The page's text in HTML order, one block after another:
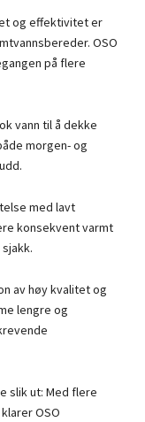
og effektivitet er
OSO
på flere
vann til å dekke
morgen- og
med lavt
konsekvent varmt
av høy kvalitet og
lengre og
slik ut: Med flere
OSO